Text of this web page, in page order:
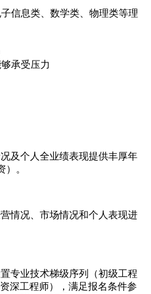
信息类、数学类、物理类等理
承受压力
及个人全业绩表现提供丰厚年
。
情况、市场情况和个人表现进
专业技术梯级序列（初级工程
深工程师），满足报名条件参